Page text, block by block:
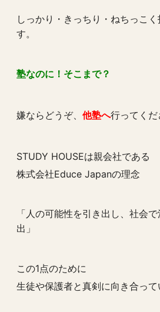
しっかり・きっちり・ねちっこ
す。
塾なのに！そこまで？
嫌ならどうぞ、 他塾へ行ってくだ
STUDY HOUSEは親会社である
株式会社Educe Japanの理念
「人の可能性を引き出し、社会
出」
この1点のために
生徒や保護者と真剣に向き合って